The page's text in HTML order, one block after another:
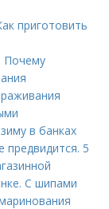
приготовить
Почему
в банках
предвидится. 5
С шипами